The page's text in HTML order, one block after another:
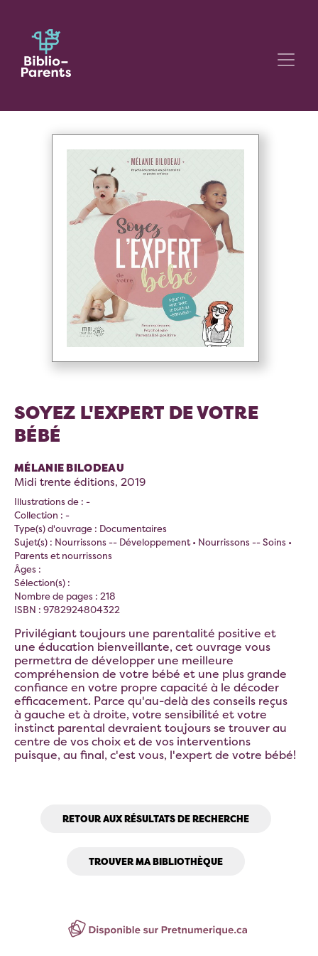
SOYEZ L'EXPERT DE VOTRE
BÉBÉ
MÉLANIE BILODEAU
Midi trente éditions, 2019
Illustrations de : -
Collection : -
Type(s) d'ouvrage : Documentaires
Sujet(s) : Nourrissons -- Développement • Nourrissons -- Soins •
Parents et nourrissons
Âges :
Sélection(s) :
Nombre de pages : 218
ISBN : 9782924804322
Privilégiant toujours une parentalité positive et
une éducation bienveillante, cet ouvrage vous
permettra de développer une meilleure
compréhension de votre bébé et une plus grande
confiance en votre propre capacité à le décoder
efficacement. Parce qu'au-delà des conseils reçus
à gauche et à droite, votre sensibilité et votre
instinct parental devraient toujours se trouver au
centre de vos choix et de vos interventions
puisque, au final, c'est vous, l'expert de votre bébé!
RETOUR AUX RÉSULTATS DE RECHERCHE
TROUVER MA BIBLIOTHÈQUE